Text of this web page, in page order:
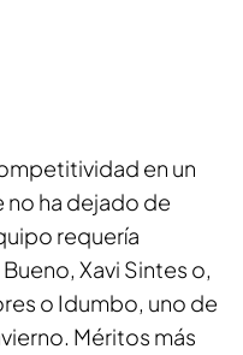
en un
ha dejado de
requería
Xavi Sintes o,
o Idumbo, uno de
Méritos más